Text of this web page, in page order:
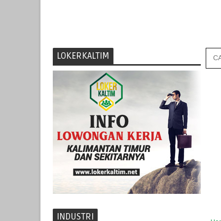
LOKERKALTIM
INDUSTRI